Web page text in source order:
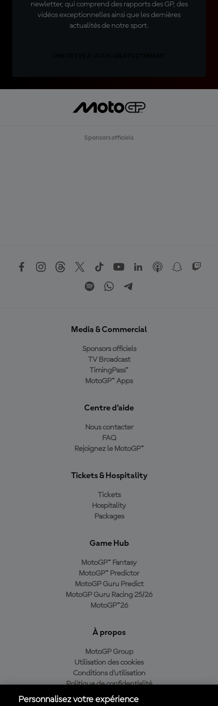
newletter, qui comprend des rapports des GP, des
vidéos exceptionnelles ainsi que les dernières
actualités de notre sport.
Sponsors officiels
Media & Commercial
Sponsors officiels
TV Broadcast
TimingPass™
MotoGP™ Apps
Centre d'aide
Nous contacter
FAQ
Rejoignez le MotoGP™
Tickets & Hospitality
Tickets
Hospitality
Packages
Game Hub
MotoGP™ Fantasy
MotoGP™ Predictor
MotoGP Guru Predict
MotoGP Guru Racing 25/26
MotoGP™26
À propos
MotoGP Group
Utilisation des cookies
Conditions d'utilisation
Politique de confidentialité
Politique d’achat
Personnalisez votre expérience